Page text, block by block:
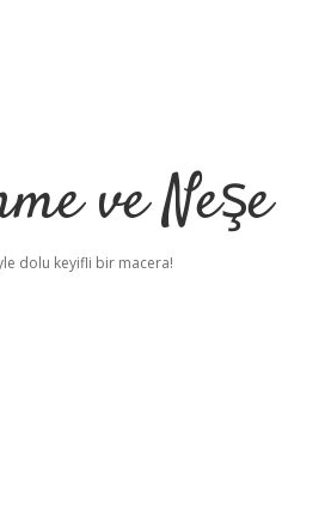
ve Neşe
dolu keyifli bir macera!